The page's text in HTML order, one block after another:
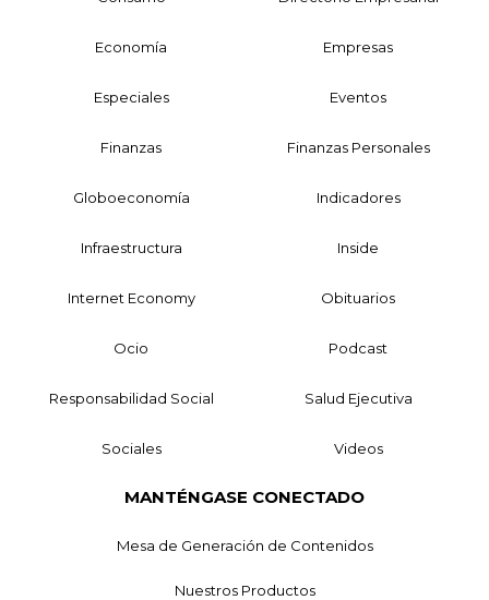
Economía Empresas
Especiales Eventos
Finanzas Finanzas Personales
Globoeconomía Indicadores
Infraestructura Inside
Internet Economy Obituarios
Ocio Podcast
Responsabilidad Social Salud Ejecutiva
Sociales Videos
MANTÉNGASE CONECTADO
Mesa de Generación de Contenidos
Nuestros Productos